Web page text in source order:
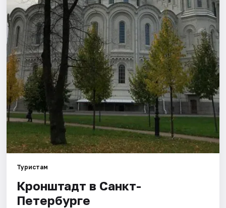
Площадки
Артисты
Рейтинги
Туристам
Кронштадт в Санкт-
Петербурге